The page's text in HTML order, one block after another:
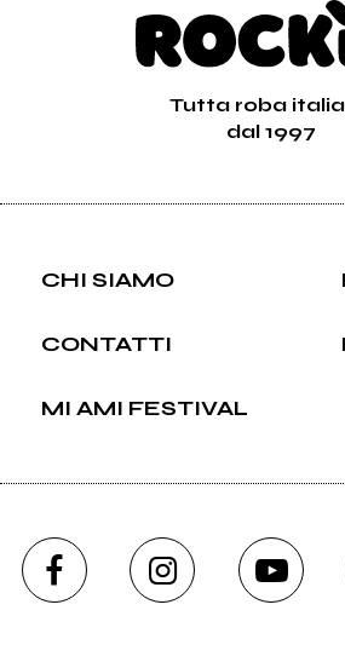
Tutta roba
dal 1997
CHI SIAMO
CONTATTI
MI AMI FESTIVAL